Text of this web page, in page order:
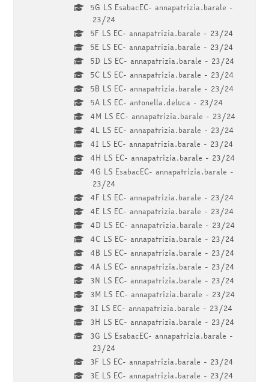
5G LS EsabacEC- annapatrizia.barale -
23/24
5F LS EC- annapatrizia.barale - 23/24
5E LS EC- annapatrizia.barale - 23/24
5D LS EC- annapatrizia.barale - 23/24
5C LS EC- annapatrizia.barale - 23/24
5B LS EC- annapatrizia.barale - 23/24
5A LS EC- antonella.deluca - 23/24
4M LS EC- annapatrizia.barale - 23/24
4L LS EC- annapatrizia.barale - 23/24
4I LS EC- annapatrizia.barale - 23/24
4H LS EC- annapatrizia.barale - 23/24
4G LS EsabacEC- annapatrizia.barale -
23/24
4F LS EC- annapatrizia.barale - 23/24
4E LS EC- annapatrizia.barale - 23/24
4D LS EC- annapatrizia.barale - 23/24
4C LS EC- annapatrizia.barale - 23/24
4B LS EC- annapatrizia.barale - 23/24
4A LS EC- annapatrizia.barale - 23/24
3N LS EC- annapatrizia.barale - 23/24
3M LS EC- annapatrizia.barale - 23/24
3I LS EC- annapatrizia.barale - 23/24
3H LS EC- annapatrizia.barale - 23/24
3G LS EsabacEC- annapatrizia.barale -
23/24
3F LS EC- annapatrizia.barale - 23/24
3E LS EC- annapatrizia.barale - 23/24